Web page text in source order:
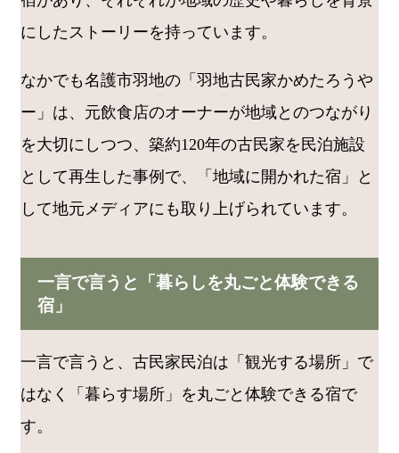
にしたストーリーを持っています。
なかでも名護市羽地の「羽地古民家かめたろうや
ー」は、元飲食店のオーナーが地域とのつながり
を大切にしつつ、築約120年の古民家を民泊施設
として再生した事例で、「地域に開かれた宿」と
して地元メディアにも取り上げられています。
一言で言うと「暮らしを丸ごと体験できる
宿」
一言で言うと、古民家民泊は「観光する場所」で
はなく「暮らす場所」を丸ごと体験できる宿で
す。